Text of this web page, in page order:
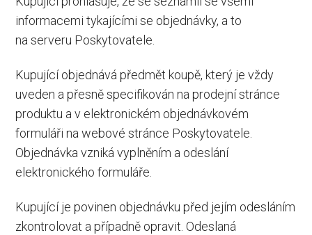
informacemi tykajícími se objednávky, a to
na serveru Poskytovatele.
Kupující objednává předmět koupě, který je vždy
uveden a přesně specifikován na prodejní stránce
produktu a v elektronickém objednávkovém
formuláři na webové stránce Poskytovatele.
Objednávka vzniká vyplněním a odeslání
elektronického formuláře.
Kupující je povinen objednávku před jejím odesláním
zkontrolovat a případně opravit. Odeslaná